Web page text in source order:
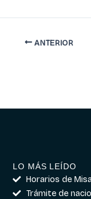
ANTERIOR
LO MÁS LEÍDO
Horarios de
Trámite de